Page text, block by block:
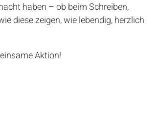
haben – ob beim Schreiben,
diese zeigen, wie lebendig, herzlich
Aktion!